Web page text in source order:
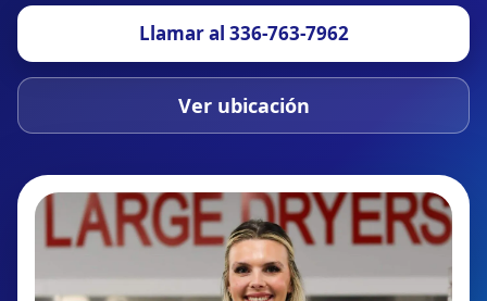
Llamar al 336-763-7962
Ver ubicación